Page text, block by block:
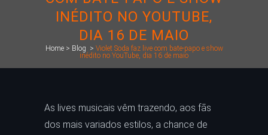
INÉDITO NO YOUTUBE,
DIA 16 DE MAIO
Home> Blog > Violet Soda faz live com bate-papo e show
inédito no YouTube, dia 16 de maio
As lives musicais vêm trazendo, aos fãs
dos mais variados estilos, a chance de